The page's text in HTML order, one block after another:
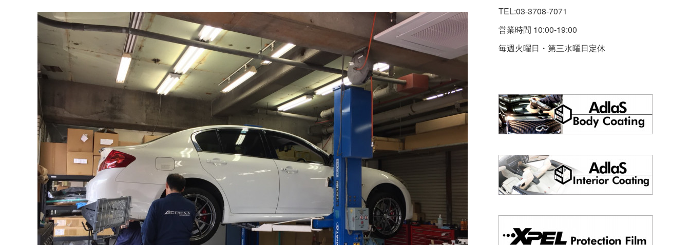
TEL:03-3708-7071
営業時間 10:00-19:00
毎週火曜日・第三水曜日定休